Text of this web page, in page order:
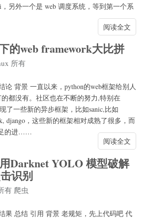
另外一个是 web 调度系统，等到第一个系
阅读全文
的web framework大比拼
所有
论 背景 一直以来，python的web框架给别人
都没有。社区也在不断的努力,特别在
了一些新的异步框架，比如sanic,比如
django，这些新的框架相对成熟了很多，而
的进……
阅读全文
Darknet YOLO 模型破解
识别
有 爬虫
果 总结 引用 背景 老规矩，先上代码吧 代